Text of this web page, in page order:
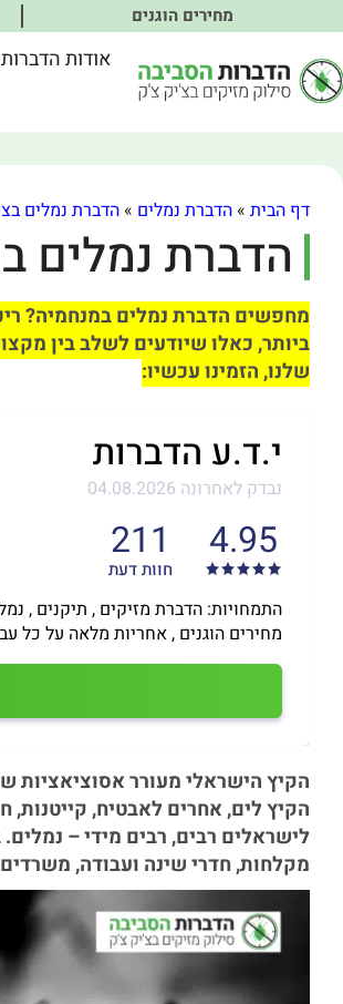
מחירים הוגנים
אודות
דף הבית »הדברת נמלים »הדברת נמלים
הדברת נמלים
מחפשים הדברת נמלים במנחמיה?
ביותר, כאלו שיודעים לשלב בין
שלנו, הזמינו עכשיו:
י.ד.ע הדברות
נבדק לאחרונה 04.08.2026
4.95
211
חוות דעת
התמחויות: הדברת מזיקים , תיקנים ,
מחירים הוגנים , אחריות מלאה על כל
הקיץ הישראלי מעורר אסוציאציות
הקיץ לים, אחרים לאבטיח,
לישראלים רבים, רבים מידי –
מקלחות, חדרי שינה ועבודה, משרדים